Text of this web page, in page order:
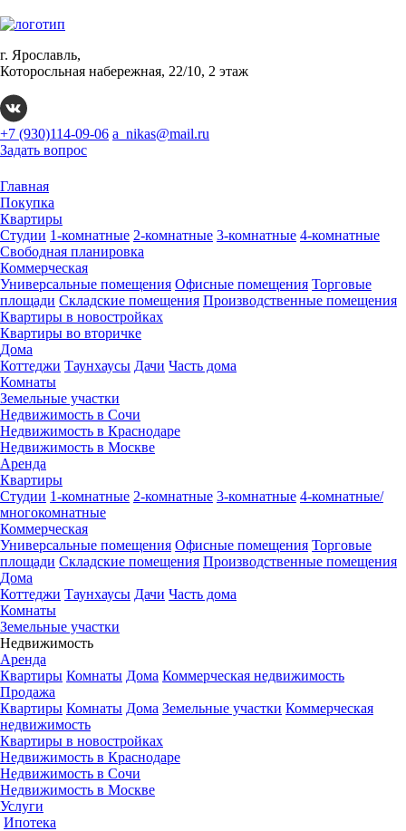
г. Ярославль,
Которосльная набережная, 22/10, 2 этаж
+7 (930)114-09-06 a_nikas@mail.ru
Задать вопрос
Главная
Покупка
Квартиры
Студии 1-комнатные 2-комнатные 3-комнатные 4-комнатные
Свободная планировка
Коммерческая
Универсальные помещения Офисные помещения Торговые
площади Складские помещения Производственные помещения
Квартиры в новостройках
Квартиры во вторичке
Дома
Коттеджи Таунхаусы Дачи Часть дома
Комнаты
Земельные участки
Недвижимость в Сочи
Недвижимость в Краснодаре
Недвижимость в Москве
Аренда
Квартиры
Студии 1-комнатные 2-комнатные 3-комнатные 4-комнатные/
многокомнатные
Коммерческая
Универсальные помещения Офисные помещения Торговые
площади Складские помещения Производственные помещения
Дома
Коттеджи Таунхаусы Дачи Часть дома
Комнаты
Земельные участки
Недвижимость
Аренда
Квартиры Комнаты Дома Коммерческая недвижимость
Продажа
Квартиры Комнаты Дома Земельные участки Коммерческая
недвижимость
Квартиры в новостройках
Недвижимость в Краснодаре
Недвижимость в Сочи
Недвижимость в Москве
Услуги
Ипотека